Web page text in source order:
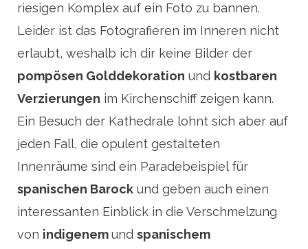
riesigen Komplex auf ein Foto zu bannen.
Leider ist das Fotografieren im Inneren nicht
erlaubt, weshalb ich dir keine Bilder der
pompösen Golddekoration und kostbaren
Verzierungen im Kirchenschiff zeigen kann.
Ein Besuch der Kathedrale lohnt sich aber auf
jeden Fall, die opulent gestalteten
Innenräume sind ein Paradebeispiel für
spanischen Barock und geben auch einen
interessanten Einblick in die Verschmelzung
von indigenemund spanischem